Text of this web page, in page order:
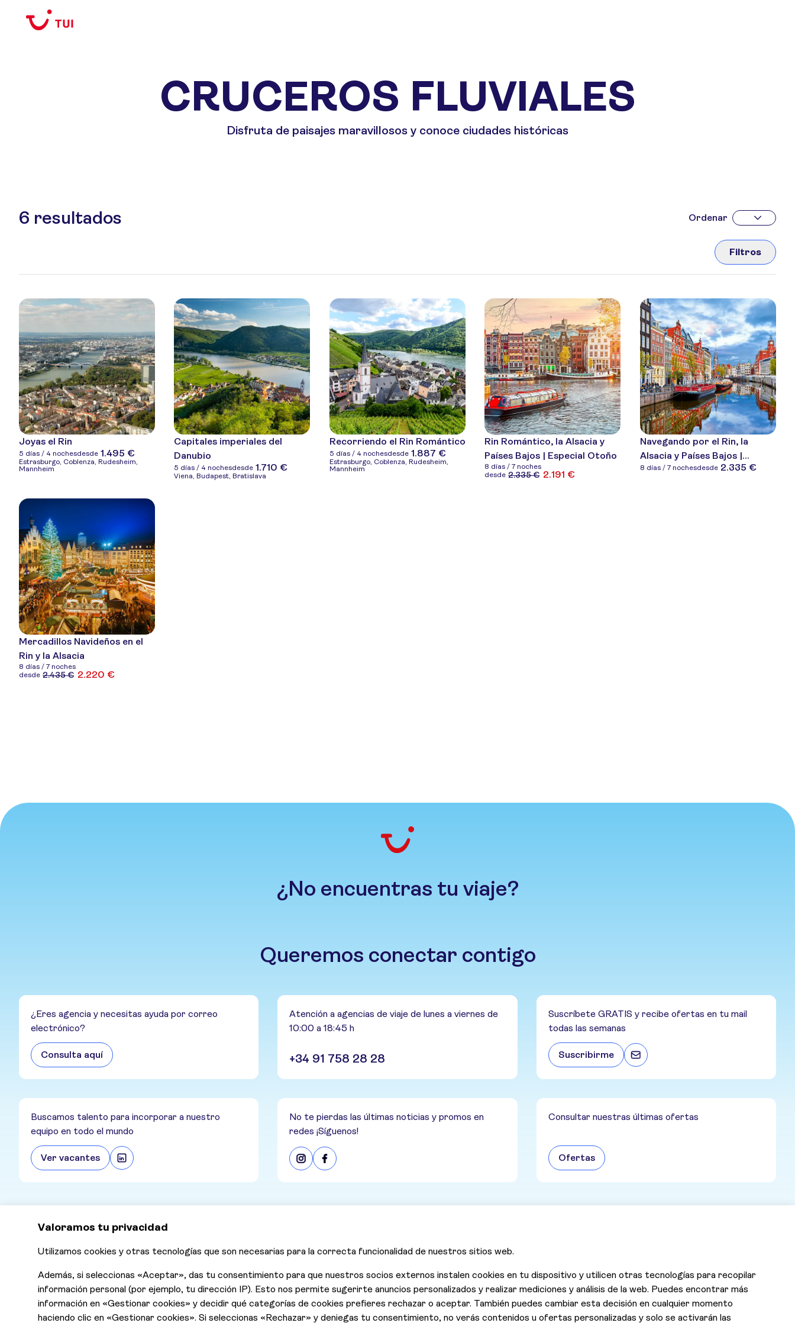
CRUCEROS FLUVIALES
Disfruta de paisajes maravillosos y conoce ciudades históricas
6 resultados Ordenar
Filtros
Joyas el Rin
5 días / 4 nochesdesde 1.495 €
Estrasburgo, Coblenza, Rudesheim,
Mannheim
Capitales imperiales del
Danubio
5 días / 4 nochesdesde 1.710 €
Viena, Budapest, Bratislava
Recorriendo el Rin Romántico
5 días / 4 nochesdesde 1.887 €
Estrasburgo, Coblenza, Rudesheim,
Mannheim
Rin Romántico, la Alsacia y
Países Bajos | Especial Otoño
8 días / 7 noches
desde 2.335 € 2.191 €
Navegando por el Rin, la
Alsacia y Países Bajos |
Especial Otoño
8 días / 7 nochesdesde 2.335 €
Mercadillos Navideños en el
Rin y la Alsacia
8 días / 7 noches
desde 2.435 € 2.220 €
¿No encuentras tu viaje?
Queremos conectar contigo
¿Eres agencia y necesitas ayuda por correo
electrónico?
Consulta aquí
Atención a agencias de viaje de lunes a viernes de
10:00 a 18:45 h
+34 91 758 28 28
Suscríbete GRATIS y recibe ofertas en tu mail
todas las semanas
Suscribirme
Buscamos talento para incorporar a nuestro
equipo en todo el mundo
Ver vacantes
No te pierdas las últimas noticias y promos en
redes ¡Síguenos!
Consultar nuestras últimas ofertas
Ofertas
Declaración de Accesibilidad
Aviso de Privacidad
Contrato y condiciones generales
Responsabilidad Social Corporativa
Condiciones y términos de uso
Requisitos de entrada
Seguros